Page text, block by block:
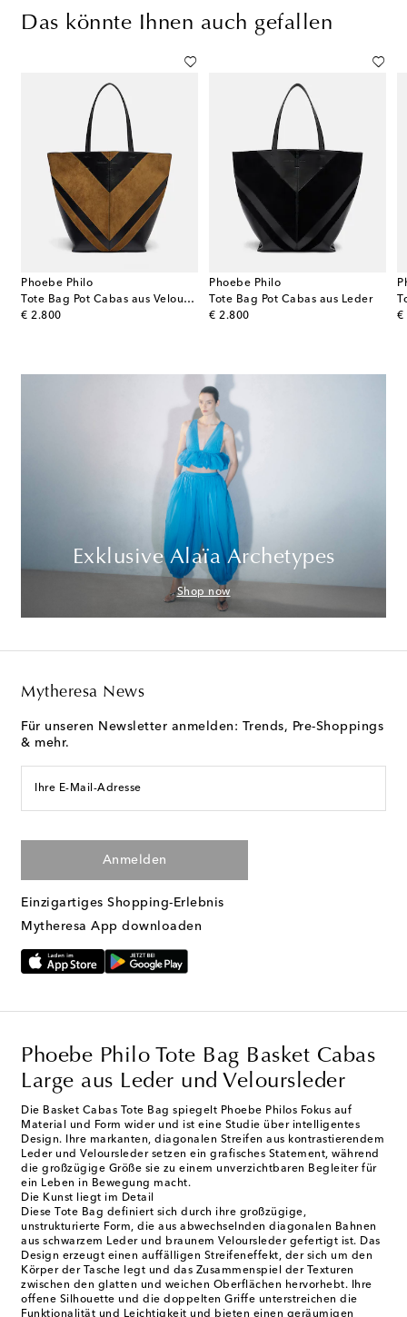
Das könnte Ihnen auch gefallen
Phoebe Philo
Tote Bag Pot Cabas aus Veloursleder und Leder
€ 2.800
original price
Phoebe Philo
Tote Bag Pot Cabas aus Leder
€ 2.800
original price €
Exklusive Alaïa Archetypes
Shop now
Mytheresa News
Für unseren Newsletter anmelden: Trends, Pre-Shoppings
& mehr.
Ihre E-Mail-Adresse
Anmelden
Einzigartiges Shopping-Erlebnis
Mytheresa App downloaden
Phoebe Philo Tote Bag Basket Cabas
Large aus Leder und Veloursleder
Die Basket Cabas Tote Bag spiegelt Phoebe Philos Fokus auf
Material und Form wider und ist eine Studie über intelligentes
Design. Ihre markanten, diagonalen Streifen aus kontrastierendem
Leder und Veloursleder setzen ein grafisches Statement, während
die großzügige Größe sie zu einem unverzichtbaren Begleiter für
ein Leben in Bewegung macht.
Die Kunst liegt im Detail
Diese Tote Bag definiert sich durch ihre großzügige,
unstrukturierte Form, die aus abwechselnden diagonalen Bahnen
aus schwarzem Leder und braunem Veloursleder gefertigt ist. Das
Design erzeugt einen auffälligen Streifeneffekt, der sich um den
Körper der Tasche legt und das Zusammenspiel der Texturen
zwischen den glatten und weichen Oberflächen hervorhebt. Ihre
offene Silhouette und die doppelten Griffe unterstreichen die
Funktionalität und Leichtigkeit und bieten einen geräumigen